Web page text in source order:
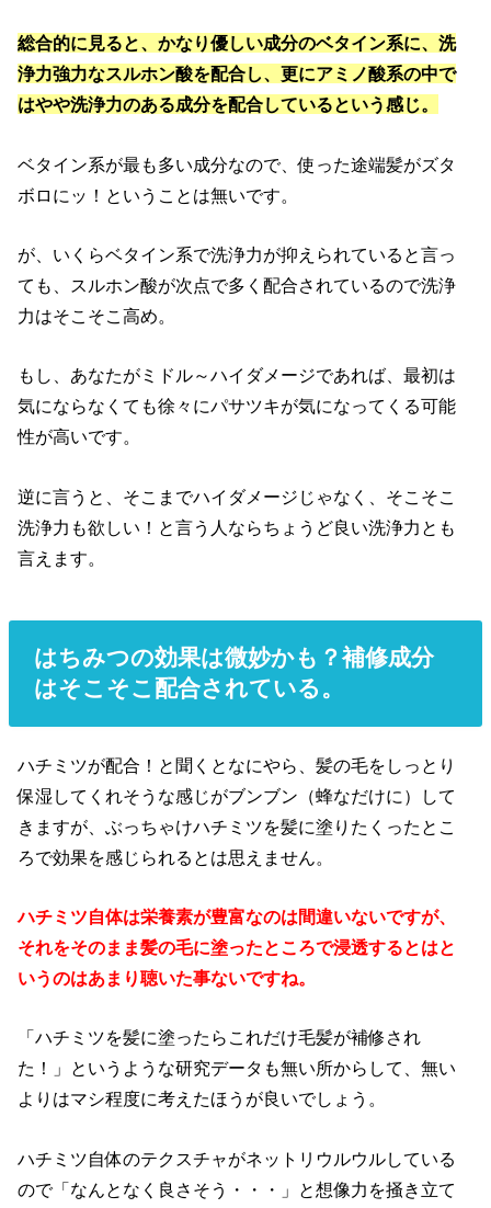
総合的に見ると、かなり優しい成分のベタイン系に、洗
浄力強力なスルホン酸を配合し、更にアミノ酸系の中で
はやや洗浄力のある成分を配合しているという感じ。
ベタイン系が最も多い成分なので、使った途端髪がズタ
ボロにッ！ということは無いです。
が、いくらベタイン系で洗浄力が抑えられていると言っ
ても、スルホン酸が次点で多く配合されているので洗浄
力はそこそこ高め。
もし、あなたがミドル～ハイダメージであれば、最初は
気にならなくても徐々にパサツキが気になってくる可能
性が高いです。
逆に言うと、そこまでハイダメージじゃなく、そこそこ
洗浄力も欲しい！と言う人ならちょうど良い洗浄力とも
言えます。
はちみつの効果は微妙かも？補修成分
はそこそこ配合されている。
ハチミツが配合！と聞くとなにやら、髪の毛をしっとり
保湿してくれそうな感じがブンブン（蜂なだけに）して
きますが、ぶっちゃけハチミツを髪に塗りたくったとこ
ろで効果を感じられるとは思えません。
ハチミツ自体は栄養素が豊富なのは間違いないですが、
それをそのまま髪の毛に塗ったところで浸透するとはと
いうのはあまり聴いた事ないですね。
「ハチミツを髪に塗ったらこれだけ毛髪が補修され
た！」というような研究データも無い所からして、無い
よりはマシ程度に考えたほうが良いでしょう。
ハチミツ自体のテクスチャがネットリウルウルしている
ので「なんとなく良さそう・・・」と想像力を掻き立て